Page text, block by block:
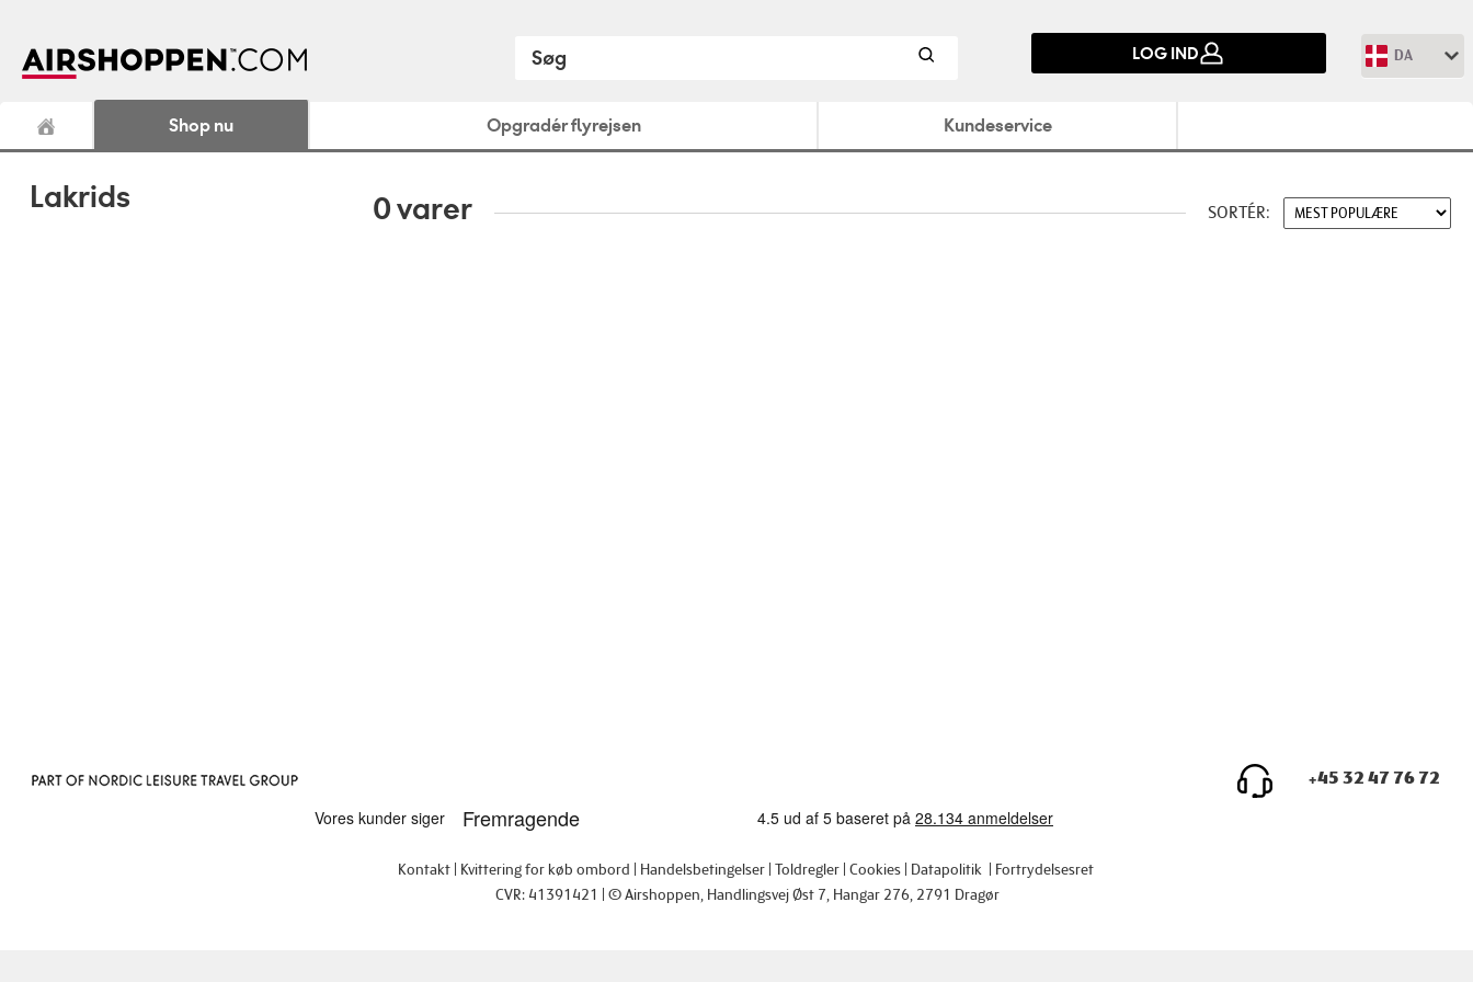
LOG IND DA
Shop nu Opgradér flyrejsen Kundeservice
Lakrids 0varer SORTÉR:
+45 32 47 76 72
Kontakt Kvittering for køb ombord Handelsbetingelser Toldregler Cookies Datapolitik
Fortrydelsesret
CVR: 41391421
© Airshoppen , Handlingsvej Øst 7, Hangar 276, 2791 Dragør